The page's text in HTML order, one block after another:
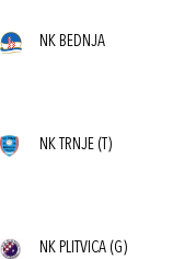
NK BEDNJA
NK TRNJE (T)
NK PLITVICA (G)